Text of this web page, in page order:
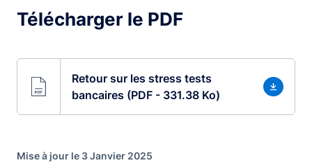
Télécharger le PDF
Retour sur les stress tests
bancaires (PDF - 331.38 Ko)
Mise à jour le 3 Janvier 2025